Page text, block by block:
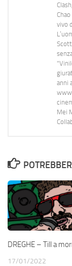
vivo
anni
Mei
DREGHE – Till a
17/01/2022